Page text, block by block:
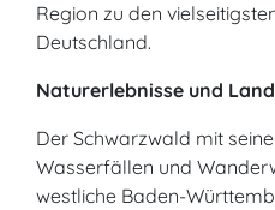
Region zu den
Deutschland.
Naturerlebnisse und
Der Schwarzwald mit
Wasserfällen und
westliche Baden-